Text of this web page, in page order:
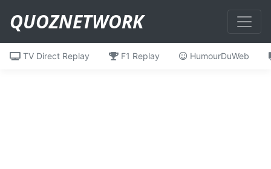
QUOZNETWORK
TV Direct Replay F1 Replay HumourDuWeb